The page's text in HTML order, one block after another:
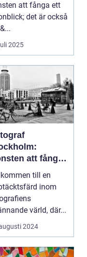
att fånga ett
det är också
2025
att fånga
till en
inom
värld, där...
2024